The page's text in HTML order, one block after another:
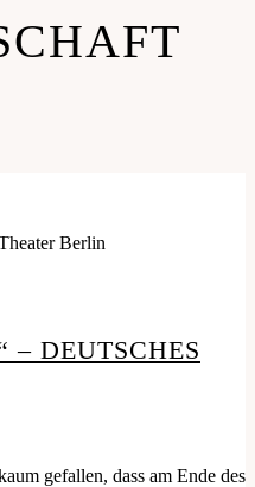
– DEUTSCHES
gefallen, dass am Ende des